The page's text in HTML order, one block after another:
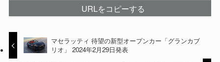
URLをコピーする
マセラッティ 待望の新型オープンカー「グランカブ
リオ」 2024年2月29日発表